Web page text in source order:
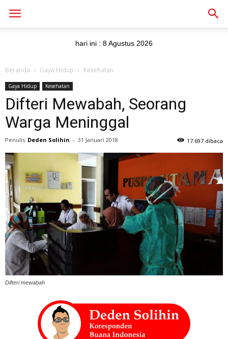
hari ini : 8 Agustus 2026
Beranda Gaya Hidup Kesehatan
Gaya Hidup Kesehatan
Difteri Mewabah, Seorang
Warga Meninggal
Penulis Deden Solihin - 31 Januari 2018 17.697 dibaca
Difteri mewabah